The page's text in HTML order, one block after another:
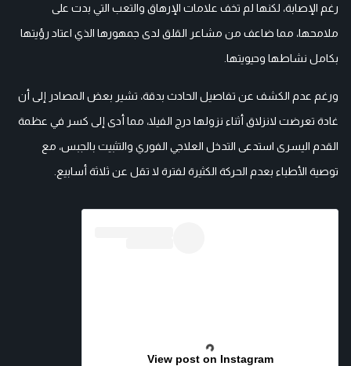
رغم الإصابة، لكنها لم تخف علامات الإرهاق والتعب التي بدت على
ملامحها، مما ضاعف من مشاعر القلق لدى جمهورها الذي اعتاد رؤيتها
بكامل نشاطها وحيويتها.
ورغم عدم الكشف عن تفاصيل الحادث بدقة، تشير بعض المصادر إلى أن
غادة تعرضت لانزلاق أثناء نزولها درج الفيلا، مما أدى إلى كسر في عظمة
القدم اليسرى استدعى التدخل العلاجي الفوري والتثبيت بالجبس، مع
توصية الأطباء بعدم الحركة الكثيرة لفترة لا تقل عن ثلاثة أسابيع.
View post on Instagram